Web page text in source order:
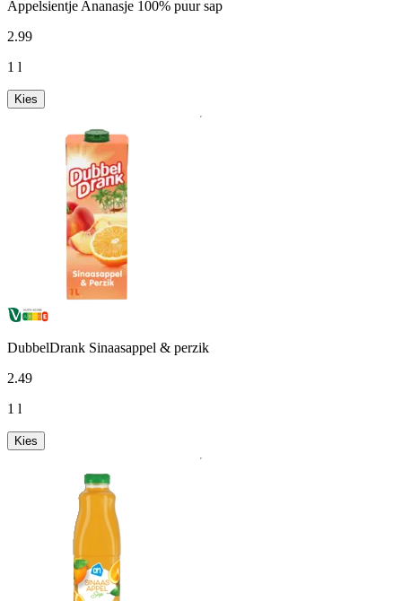
Appelsientje Ananasje 100% puur sap
2.99
1 l
Kies
DubbelDrank Sinaasappel & perzik
2.49
1 l
Kies